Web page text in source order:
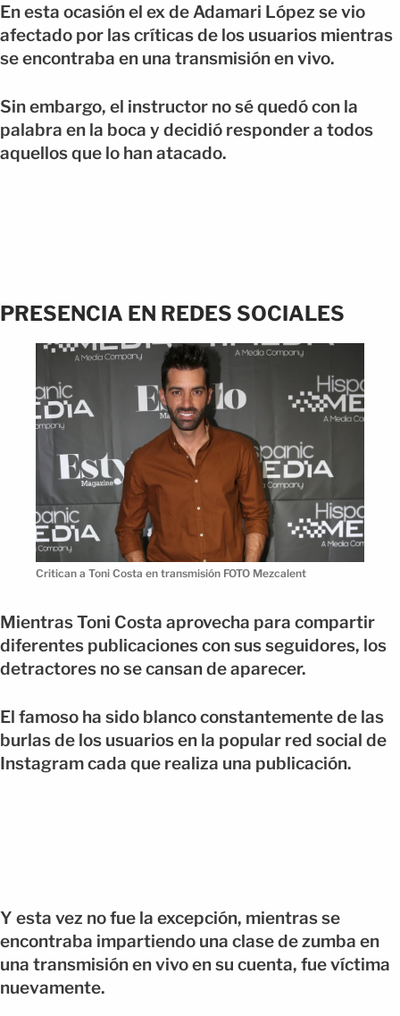
En esta ocasión el ex de Adamari López se vio
afectado por las críticas de los usuarios mientras
se encontraba en una transmisión en vivo.
Sin embargo, el instructor no sé quedó con la
palabra en la boca y decidió responder a todos
aquellos que lo han atacado.
PRESENCIA EN REDES SOCIALES
Critican a Toni Costa en transmisión FOTO Mezcalent
Mientras Toni Costa aprovecha para compartir
diferentes publicaciones con sus seguidores, los
detractores no se cansan de aparecer.
El famoso ha sido blanco constantemente de las
burlas de los usuarios en la popular red social de
Instagram cada que realiza una publicación.
Y esta vez no fue la excepción, mientras se
encontraba impartiendo una clase de zumba en
una transmisión en vivo en su cuenta, fue víctima
nuevamente.